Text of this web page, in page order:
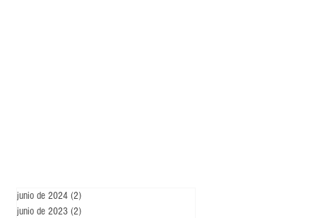
junio de 2024 (2)
junio de 2023 (2)